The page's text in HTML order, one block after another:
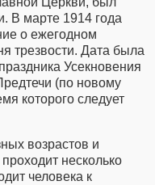
В марте 1914 года
о ежегодном
трезвости. Дата была
Усекновения
(по новому
которого следует
возрастов и
несколько
человека к